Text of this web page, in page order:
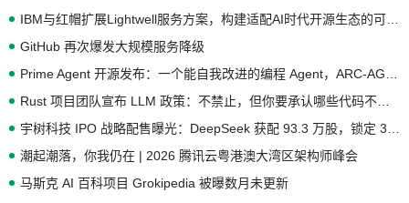
GitHub 再次爆发大规模服务降级
潮起潮落，你我仍在 | 2026 腾讯云粤港澳大湾区架构师峰会
马斯克 AI 百科项目 Grokipedia 被曝数月未更新